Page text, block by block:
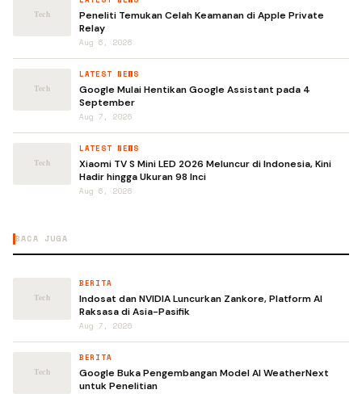
Peneliti Temukan Celah Keamanan di Apple Private
Relay
Aug 6, 2026
LATEST NEWS
Google Mulai Hentikan Google Assistant pada 4
September
Aug 7, 2026
LATEST NEWS
Xiaomi TV S Mini LED 2026 Meluncur di Indonesia, Kini
Hadir hingga Ukuran 98 Inci
Aug 6, 2026
BACA JUGA
BERITA
Indosat dan NVIDIA Luncurkan Zankore, Platform AI
Raksasa di Asia-Pasifik
Aug 7, 2026
BERITA
Google Buka Pengembangan Model AI WeatherNext
untuk Penelitian